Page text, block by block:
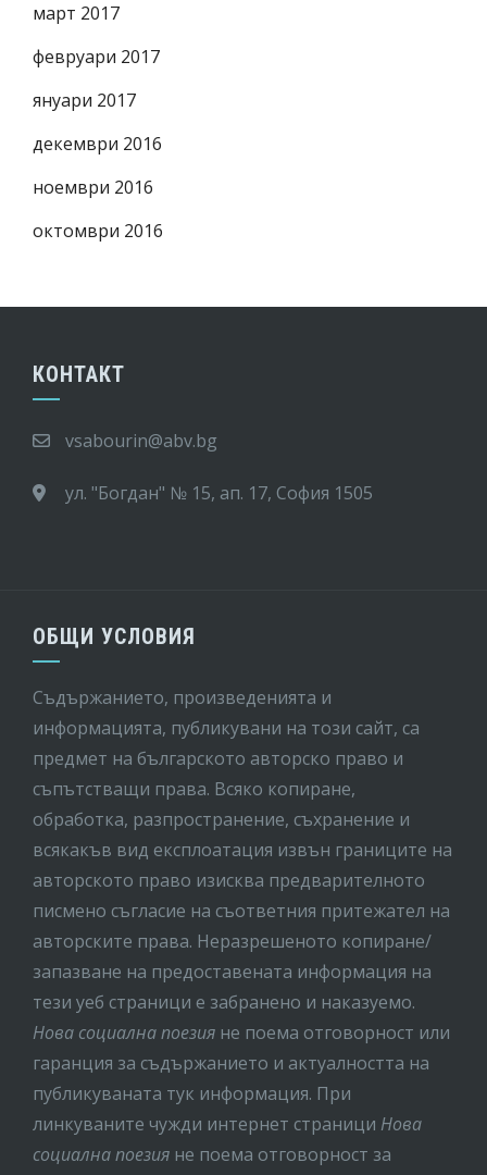
март 2017
февруари 2017
януари 2017
декември 2016
ноември 2016
октомври 2016
КОНТАКТ
vsabourin@abv.bg
ул. "Богдан" № 15, ап. 17, София 1505
ОБЩИ УСЛОВИЯ
Съдържанието, произведенията и
информацията, публикувани на този сайт, са
предмет на бългaрското авторско право и
съпътстващи права. Всяко копиране,
обработка, разпространение, съхранение и
всякакъв вид експлоатация извън границите на
авторското право изисква предварителното
писмено съгласие на съответния притежател на
авторските права. Неразрешеното копиране/
запазване на предоставената информация на
тези уеб страници е забранено и наказуемо.
Нова социална поезия не поема отговорност или
гаранция за съдържанието и актуалността на
публикуваната тук информация. При
линкуваните чужди интернет страници Нова
социална поезия не поема отговорност за